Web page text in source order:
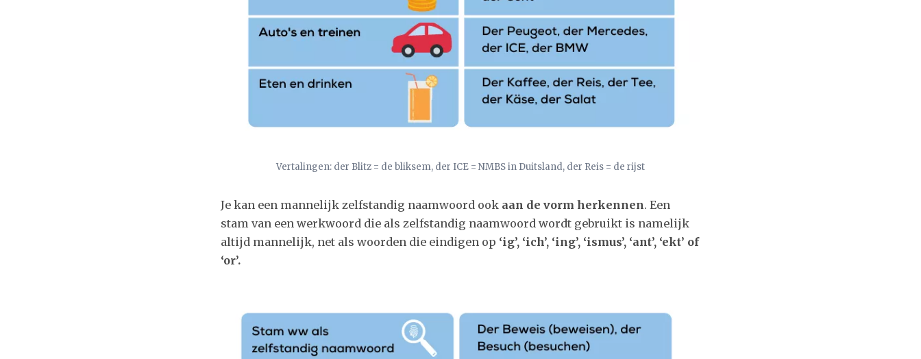
Vertalingen: der Blitz = de bliksem, der ICE = NMBS in Duitsland, der Reis = de rijst
Je kan een mannelijk zelfstandig naamwoord ook aan de vorm herkennen. Een
stam van een werkwoord die als zelfstandig naamwoord wordt gebruikt is namelijk
altijd mannelijk, net als woorden die eindigen op ‘ig’, ‘ich’, ‘ing’, ‘ismus’, ‘ant’, ‘ekt’ of
‘or’.